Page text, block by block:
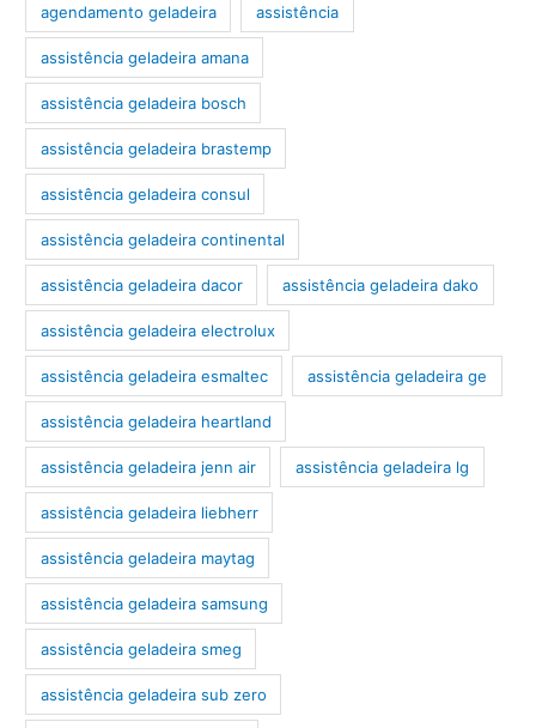
agendamento geladeira assistência
assistência geladeira amana
assistência geladeira bosch
assistência geladeira brastemp
assistência geladeira consul
assistência geladeira continental
assistência geladeira dacor assistência geladeira dako
assistência geladeira electrolux
assistência geladeira esmaltec assistência geladeira ge
assistência geladeira heartland
assistência geladeira jenn air assistência geladeira lg
assistência geladeira liebherr
assistência geladeira maytag
assistência geladeira samsung
assistência geladeira smeg
assistência geladeira sub zero